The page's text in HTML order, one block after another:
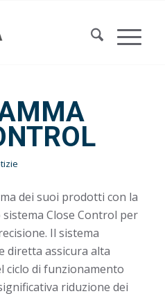
dei suoi prodotti con la
Close Control per
Il sistema
diretta assicura alta
ciclo di funzionamento
riduzione dei